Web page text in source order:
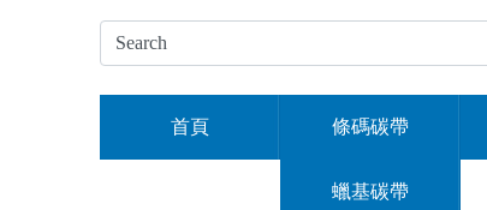
首頁 條碼碳帶
蠟基碳帶